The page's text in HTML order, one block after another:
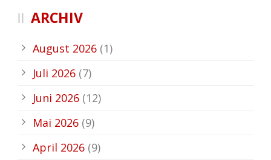
ARCHIV
August 2026 (1)
Juli 2026 (7)
Juni 2026 (12)
Mai 2026 (9)
April 2026 (9)